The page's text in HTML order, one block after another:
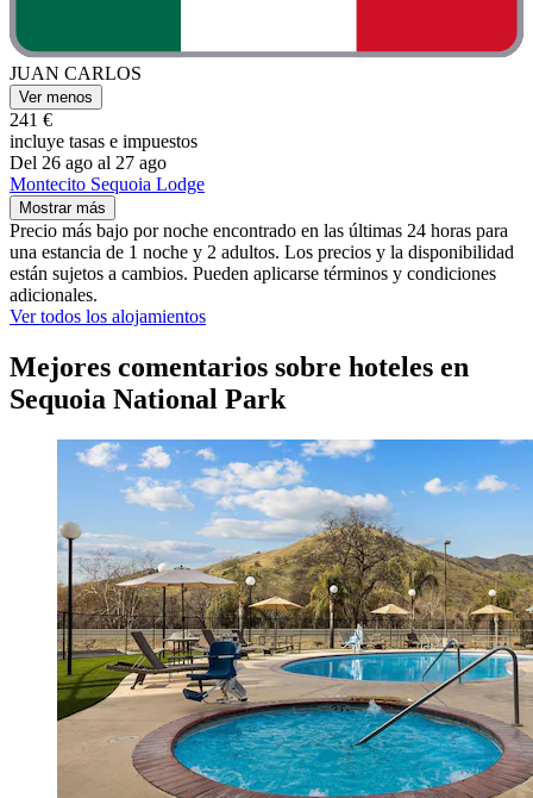
JUAN CARLOS
Ver menos
241 €
incluye tasas e impuestos
Del 26 ago al 27 ago
Montecito Sequoia Lodge
Mostrar más
Precio más bajo por noche encontrado en las últimas 24 horas para
una estancia de 1 noche y 2 adultos. Los precios y la disponibilidad
están sujetos a cambios. Pueden aplicarse términos y condiciones
adicionales.
Ver todos los alojamientos
Mejores comentarios sobre hoteles en
Sequoia National Park